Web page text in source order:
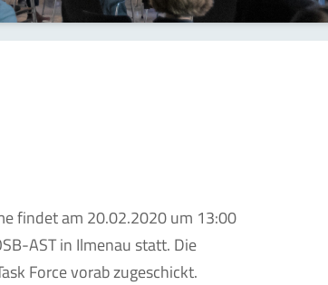
findet am 20.02.2020 um 13:00
AST in Ilmenau statt. Die
Force vorab zugeschickt.